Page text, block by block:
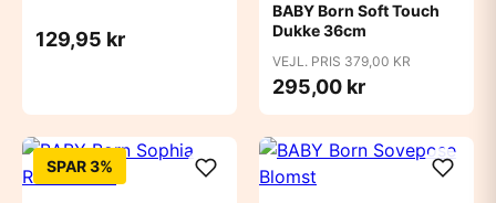
129,95 kr
BABY Born Soft Touch
Dukke 36cm
VEJL. PRIS 379,00 KR
295,00 kr
SPAR 3%